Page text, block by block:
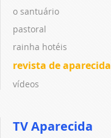
o santuário
pastoral
rainha hotéis
revista de aparecida
vídeos
TV Aparecida